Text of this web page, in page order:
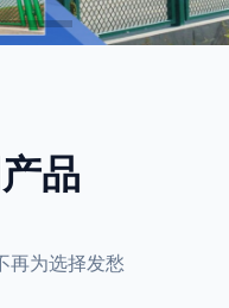
品
再为选择发愁